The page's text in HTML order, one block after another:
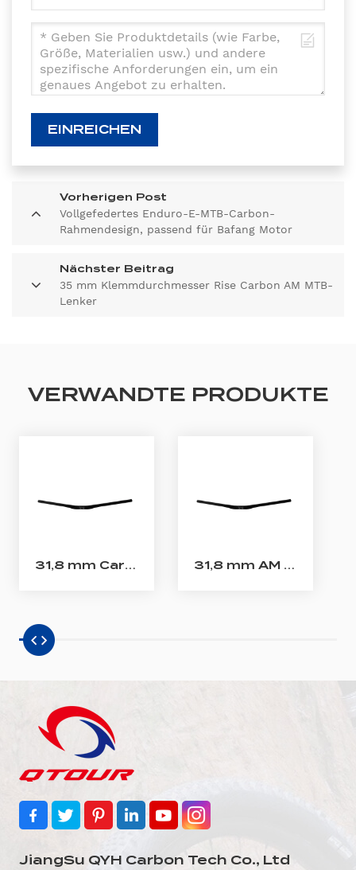
EINREICHEN
Vorherigen Post
Vollgefedertes Enduro-E-MTB-Carbon-
Rahmendesign, passend für Bafang Motor
Nächster Beitrag
35 mm Klemmdurchmesser Rise Carbon AM MTB-
Lenker
VERWANDTE PRODUKTE
31,8 mm Carbon-MTB-Flachlenker 31,8 mm AM MTB Rise Carbon-Lenker
JiangSu QYH Carbon Tech Co., Ltd